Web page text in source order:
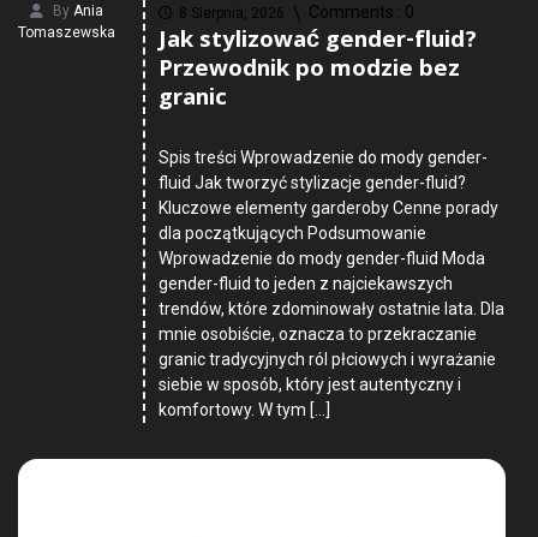
By Ania
Tomaszewska
8 Sierpnia, 2026 Comments : 0
Jak stylizować gender-fluid?
Przewodnik po modzie bez
granic
Spis treści Wprowadzenie do mody gender-
fluid Jak tworzyć stylizacje gender-fluid?
Kluczowe elementy garderoby Cenne porady
dla początkujących Podsumowanie
Wprowadzenie do mody gender-fluid Moda
gender-fluid to jeden z najciekawszych
trendów, które zdominowały ostatnie lata. Dla
mnie osobiście, oznacza to przekraczanie
granic tradycyjnych ról płciowych i wyrażanie
siebie w sposób, który jest autentyczny i
komfortowy. W tym […]